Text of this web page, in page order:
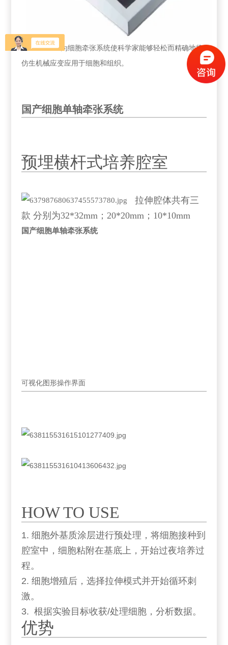
CELL TANK为细胞牵张系统使科学家能够轻松而精确地将
仿生机械应变应用于细胞和组织。
国产细胞单轴牵张系统
预埋横杆式培养腔室
拉伸腔体共有三
款 分别为32*32mm；20*20mm；10*10mm
国产细胞单轴牵张系统
可视化图形操作界面
HOW TO USE
1. 细胞外基质涂层进行预处理，将细胞接种到
腔室中，细胞粘附在基底上，开始过夜培养过
程。
2. 细胞增殖后，选择拉伸模式并开始循环刺
激。
3. 根据实验目标收获/处理细胞，分析数据。
优势